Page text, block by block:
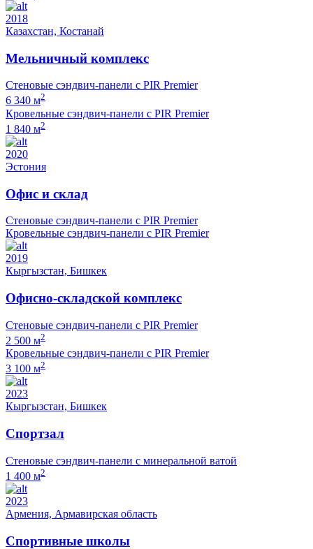
2018
Казахстан, Костанай
Мельничный комплекс
Стеновые сэндвич-панели с PIR Premier
6 340 м2
Кровельные сэндвич-панели с PIR Premier
1 840 м2
2020
Эстония
Офис и склад
Стеновые сэндвич-панели с PIR Premier
Кровельные сэндвич-панели с PIR Premier
2019
Кыргызстан, Бишкек
Офисно-складской комплекс
Стеновые сэндвич-панели с PIR Premier
2 500 м2
Кровельные сэндвич-панели с PIR Premier
3 100 м2
2023
Кыргызстан, Бишкек
Спортзал
Стеновые сэндвич-панели с минеральной ватой
1 400 м2
2023
Армения, Армавирская область
Спортивные школы